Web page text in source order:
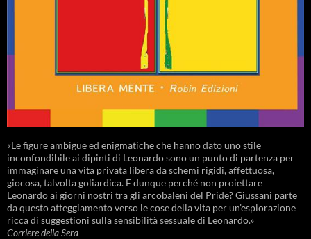
«Le figure ambigue ed enigmatiche che hanno dato uno stile
inconfondibile ai dipinti di Leonardo sono un punto di partenza per
immaginare una vita privata libera da schemi rigidi, affettuosa,
giocosa, talvolta goliardica. E dunque perché non proiettare
Leonardo ai giorni nostri tra gli arcobaleni del Pride? Giussani parte
da questo atteggiamento verso le cose della vita per un’esplorazione
ricca di suggestioni sulla sensibilità sessuale di Leonardo.»
Corriere della Sera